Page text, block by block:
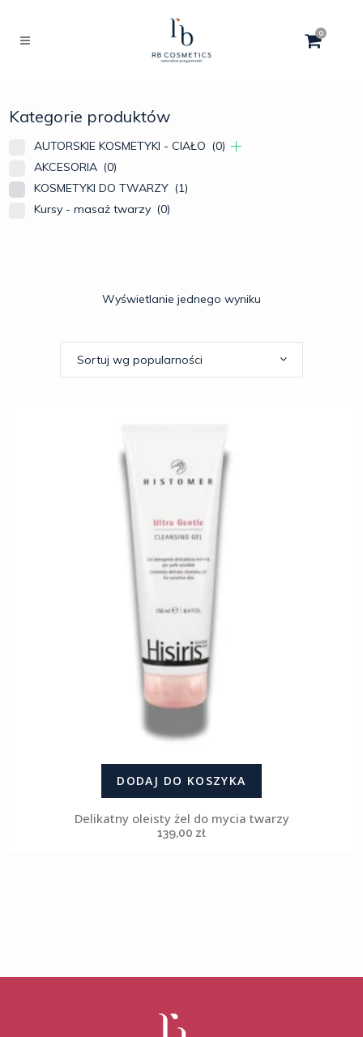
0
Kategorie produktów
AUTORSKIE KOSMETYKI - CIAŁO (0)
AKCESORIA (0)
KOSMETYKI DO TWARZY (1)
Kursy - masaż twarzy (0)
Wyświetlanie jednego wyniku
Sortuj wg popularności
DODAJ DO KOSZYKA
Delikatny oleisty żel do mycia twarzy
139,00 zł